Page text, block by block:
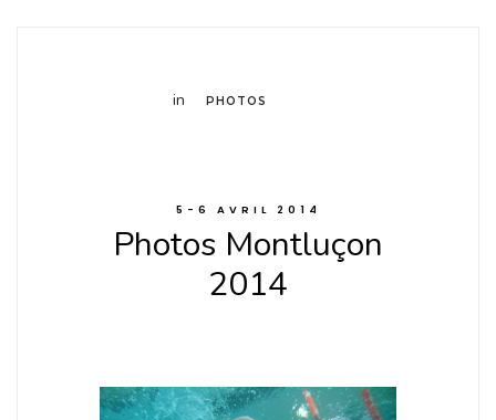
in PHOTOS
5-6 AVRIL 2014
Photos Montluçon
2014